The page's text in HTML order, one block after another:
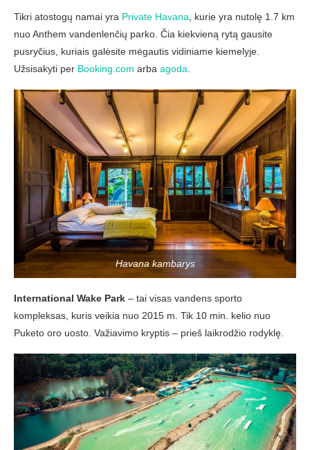
Tikri atostogų namai yra Private Havana , kurie yra nutolę 1.7 km
nuo Anthem vandenlenčių parko. Čia kiekvieną rytą gausite
pusryčius, kuriais galėsite mėgautis vidiniame kiemelyje.
Užsisakyti per Booking.com arba agoda
Havana kambarys
International Wake Park – tai visas vandens sporto
kompleksas, kuris veikia nuo 2015 m. Tik 10 min. kelio nuo
Puketo oro uosto. Važiavimo kryptis – prieš laikrodžio rodyklę.